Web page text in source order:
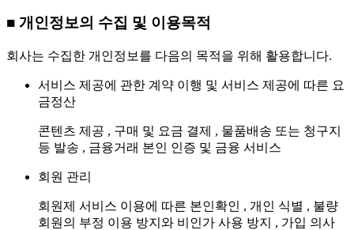
■ 개인정보의 수집 및 이용목적
회사는 수집한 개인정보를 다음의 목적을 위해 활용합니다.
서비스 제공에 관한 계약 이행 및 서비스 제공에 따른 요
금정산
콘텐츠 제공 , 구매 및 요금 결제 , 물품배송 또는 청구지
등 발송 , 금융거래 본인 인증 및 금융 서비스
회원 관리
회원제 서비스 이용에 따른 본인확인 , 개인 식별 , 불량
회원의 부정 이용 방지와 비인가 사용 방지 , 가입 의사